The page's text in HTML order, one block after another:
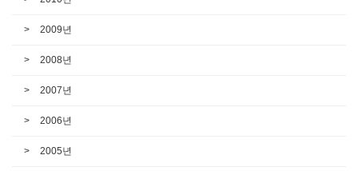
2009년
2008년
2007년
2006년
2005년